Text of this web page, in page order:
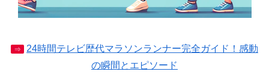
⇒
24時間テレビ歴代マラソンランナー完全ガイド！感動
の瞬間とエピソード